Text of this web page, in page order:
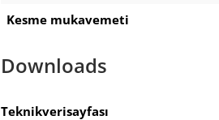
Kesme mukavemeti
Downloads
Teknikverisayfası